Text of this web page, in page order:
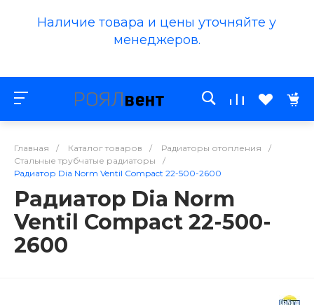
Наличие товара и цены уточняйте у
менеджеров.
Главная / Каталог товаров / Радиаторы отопления
/
Стальные трубчатые радиаторы
/
Радиатор Dia Norm Ventil Compact 22-500-2600
Радиатор Dia Norm
Ventil Compact 22-500-
2600